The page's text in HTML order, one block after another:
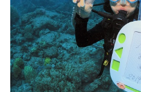
た場合、またはその他いかな
開催主催者とガイド、船舶の
賠償を請求しません。
承諾しました。